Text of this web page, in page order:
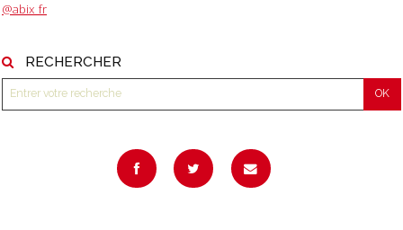
@abix_fr
RECHERCHER